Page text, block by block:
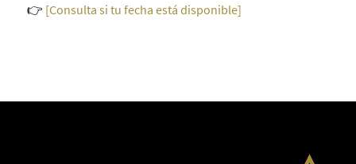
👉 [Consulta si tu fecha está disponible]